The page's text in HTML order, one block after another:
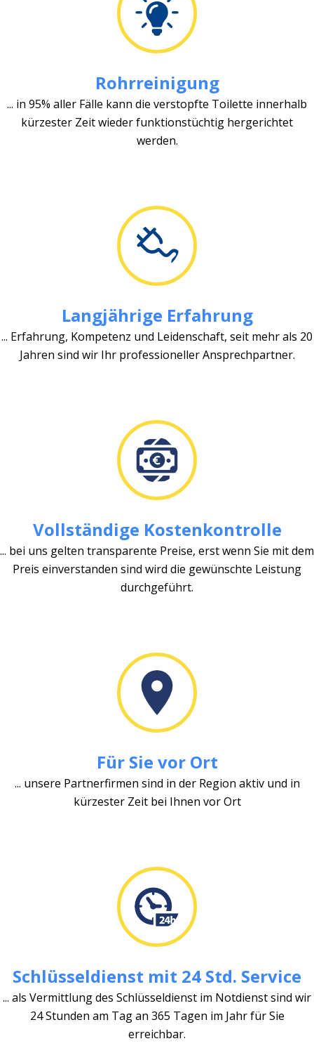
Rohrreinigung
... in 95% aller Fälle kann die verstopfte Toilette innerhalb
kürzester Zeit wieder funktionstüchtig hergerichtet
werden.
Langjährige Erfahrung
... Erfahrung, Kompetenz und Leidenschaft, seit mehr als 20
Jahren sind wir Ihr professioneller Ansprechpartner.
Vollständige Kostenkontrolle
... bei uns gelten transparente Preise, erst wenn Sie mit dem
Preis einverstanden sind wird die gewünschte Leistung
durchgeführt.
Für Sie vor Ort
... unsere Partnerfirmen sind in der Region aktiv und in
kürzester Zeit bei Ihnen vor Ort
Schlüsseldienst mit 24 Std. Service
... als Vermittlung des Schlüsseldienst im Notdienst sind wir
24 Stunden am Tag an 365 Tagen im Jahr für Sie
erreichbar.